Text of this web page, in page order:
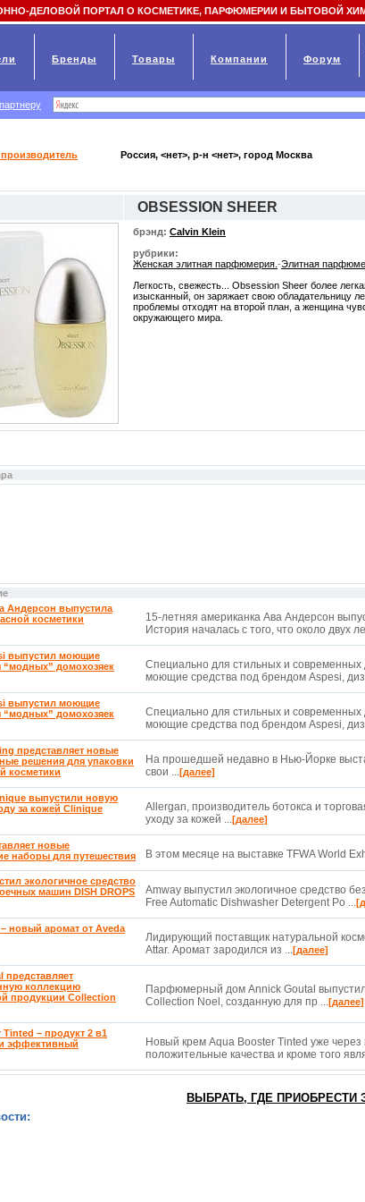
Россия, <нет>, р-н <нет>, город Москва
OBSESSION SHEER
брэнд: Calvin Klein
рубрики:
Женская элитная парфюмерия. -Элитная
Легкость, свежесть... Obsession Sheer более
изысканный, он заряжает свою обладательницу
проблемы отходят на второй план, а женщина
окружающего мира.
Андерсон выпустила
косметики
15-летняя американка Ава Андерсон
История началась с того, что около двух
выпустил моющие
“модных” домохозяек
Специально для стильных и
моющие средства под брендом Aspesi,
выпустил моющие
“модных” домохозяек
Специально для стильных и
моющие средства под брендом Aspesi,
представляет новые
решения для упаковки
косметики
На прошедшей недавно в Нью-Йорке
свои ...[далее]
выпустили новую
за кожей Clinique
Allergan, производитель ботокса и
уходу за кожей ...[далее]
новые
наборы для путешествия
В этом месяце на выставке TFWA World
экологичное средство
машин DISH DROPS
Amway выпустил экологичное средство
Free Automatic Dishwasher Detergent Po ...
новый аромат от Aveda
Лидирующий поставщик натуральной
Attar. Аромат зародился из ...[далее]
представляет
коллекцию
продукции Collection
Парфюмерный дом Annick Goutal
Collection Noel, созданную для пр ...[далее]
– продукт 2 в1
эффективный
Новый крем Aqua Booster Tinted уже через
положительные качества и кроме того
ВЫБРАТЬ, ГДЕ ПРИОБРЕСТИ
ДЕЛОВОЙ ПОРТАЛ О КОСМЕТИКЕ, ПАРФЮМЕРИИ И БЫТОВОЙ
Бренды Товары Компании Форум